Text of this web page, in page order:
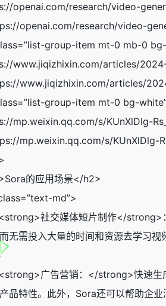
openai.com/research/video-
openai.com/research/video-
group-item mt-0 mb-0
www.jiqizhixin.com/articles/2024-
www.jiqizhixin.com/articles/
group-item mt-0 bg-
mp.weixin.qq.com/s/KUnXlDlg-
mp.weixin.qq.com/s/KUnXlDlg-
的应用场景</h2>
md”>
社交媒体短片制作</strong>
无需投入大量的时间和资源去学习
广告营销：</strong>快速生
品特性。此外，Sora还可以帮助企